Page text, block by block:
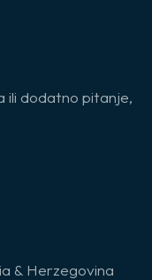
ili dodatno pitanje,
& Herzegovina